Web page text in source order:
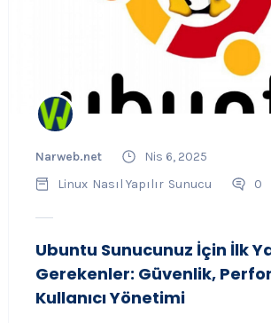
Narweb.net
Nis 6, 2025
Linux Nasıl Yapılır Sunucu 0
Ubuntu Sunucunuz İçin İlk
Gerekenler: Güvenlik,
Kullanıcı Yönetimi